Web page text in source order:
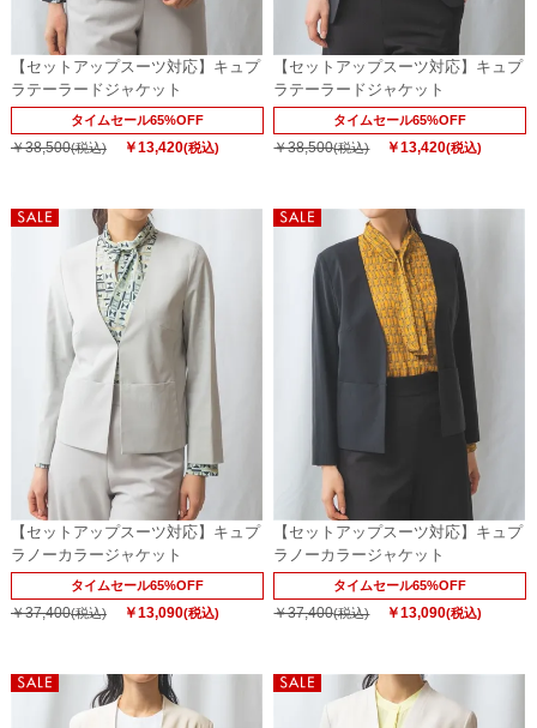
【セットアップスーツ対応】キュプ
ラテーラードジャケット
タイムセール65%OFF
￥38,500(税込) ￥13,420(税込)
【セットアップスーツ対応】キュプ
ラテーラードジャケット
タイムセール65%OFF
￥38,500(税込) ￥13,420(税込)
【セットアップスーツ対応】キュプ
ラノーカラージャケット
タイムセール65%OFF
￥37,400(税込) ￥13,090(税込)
【セットアップスーツ対応】キュプ
ラノーカラージャケット
タイムセール65%OFF
￥37,400(税込) ￥13,090(税込)